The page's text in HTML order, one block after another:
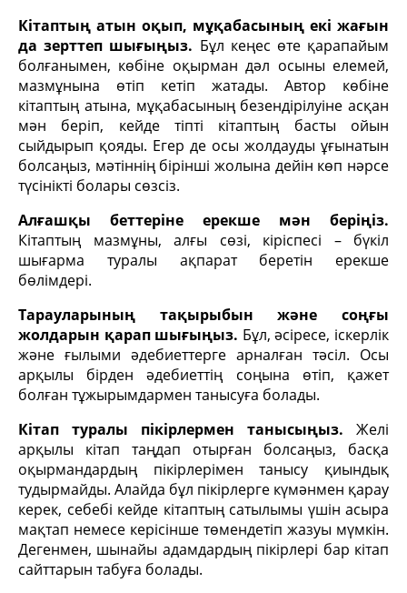
Кітаптың атын оқып, мұқабасының екі жағын
да зерттеп шығыңыз. Бұл кеңес өте қарапайым
болғанымен, көбіне оқырман дәл осыны елемей,
мазмұнына өтіп кетіп жатады. Автор көбіне
кітаптың атына, мұқабасының безендірілуіне асқан
мән беріп, кейде тіпті кітаптың басты ойын
сыйдырып қояды. Егер де осы жолдауды ұғынатын
болсаңыз, мәтіннің бірінші жолына дейін көп нәрсе
түсінікті болары сөзсіз.
Алғашқы беттеріне ерекше мән беріңіз.
Кітаптың мазмұны, алғы сөзі, кіріспесі – бүкіл
шығарма туралы ақпарат беретін ерекше
бөлімдері.
Тарауларының тақырыбын және соңғы
жолдарын қарап шығыңыз. Бұл, әсіресе, іскерлік
және ғылыми әдебиеттерге арналған тәсіл. Осы
арқылы бірден әдебиеттің соңына өтіп, қажет
болған тұжырымдармен танысуға болады.
Кітап туралы пікірлермен танысыңыз. Желі
арқылы кітап таңдап отырған болсаңыз, басқа
оқырмандардың пікірлерімен танысу қиындық
тудырмайды. Алайда бұл пікірлерге күмәнмен қарау
керек, себебі кейде кітаптың сатылымы үшін асыра
мақтап немесе керісінше төмендетіп жазуы мүмкін.
Дегенмен, шынайы адамдардың пікірлері бар кітап
сайттарын табуға болады.